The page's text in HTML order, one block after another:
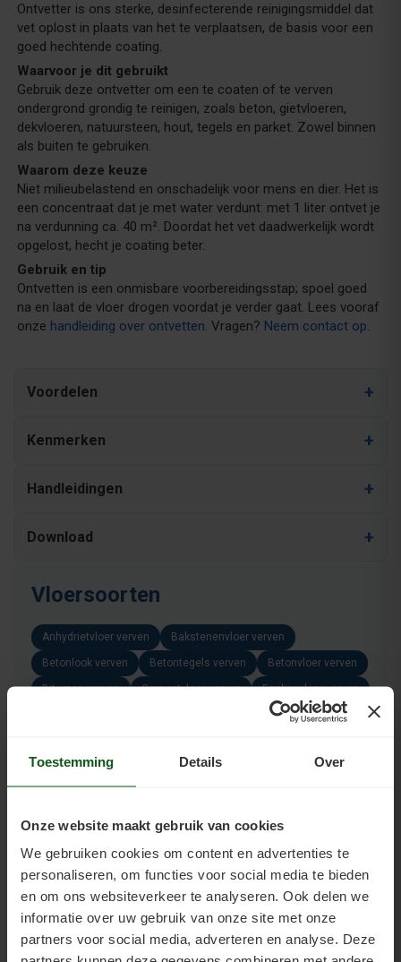
Toestemming Details Over
Onze website maakt gebruik van cookies
We gebruiken cookies om content en advertenties te
personaliseren, om functies voor social media te bieden
en om ons websiteverkeer te analyseren. Ook delen we
informatie over uw gebruik van onze site met onze
partners voor social media, adverteren en analyse. Deze
Ontvetter is ons sterke, desinfecterende reinigingsmiddel dat
vet oplost in plaats van het te verplaatsen, de basis voor een
goed hechtende coating.
Waarvoor je dit gebruikt
Gebruik deze ontvetter om een te coaten of te verven
ondergrond grondig te reinigen, zoals beton, gietvloeren,
dekvloeren, natuursteen, hout, tegels en parket. Zowel binnen
als buiten te gebruiken.
Waarom deze keuze
Niet milieubelastend en onschadelijk voor mens en dier. Het is
een concentraat dat je met water verdunt: met 1 liter ontvet je
na verdunning ca. 40 m². Doordat het vet daadwerkelijk wordt
opgelost, hecht je coating beter.
Gebruik en tip
Ontvetten is een onmisbare voorbereidingsstap; spoel goed
na en laat de vloer drogen voordat je verder gaat. Lees vooraf
onze handleiding over ontvetten. Vragen? Neem contact op.
Voordelen
Kenmerken
Handleidingen
Download
Vloersoorten
Anhydrietvloer verven Bakstenenvloer verven
Betonlook verven Betontegels verven Betonvloer verven
Bitumen verven Cementvloer verven Egalinevloer verven
grindvloer verven
Plavuizenvloer verven PU gietvloer verven
Gerelateerde producten